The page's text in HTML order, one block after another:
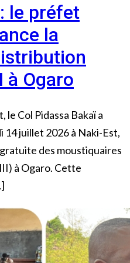
le préfet
la
à Ogaro
Col Pidassa Bakaï a
juillet 2026 à Naki-Est,
des moustiquaires
à Ogaro. Cette